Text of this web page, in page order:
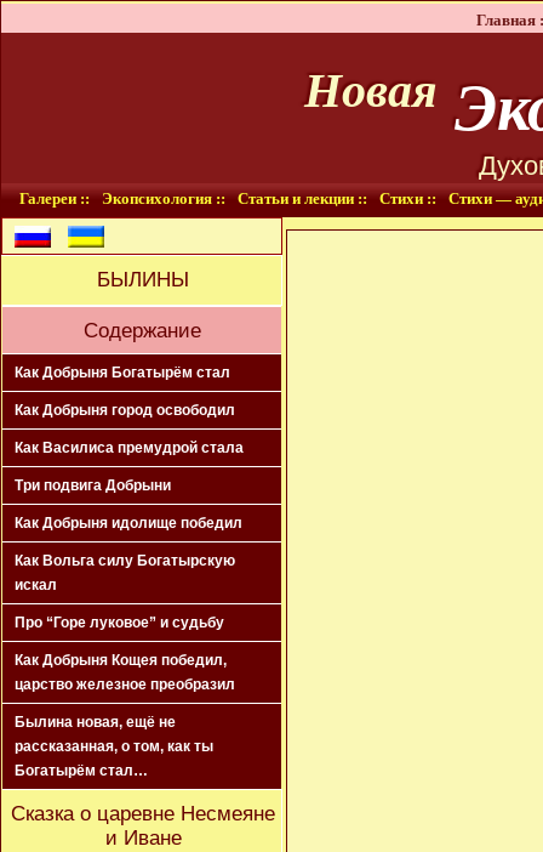
Главная
Новая
Галереи :: Экопсихология :: Статьи и лекции :: Стихи :: Стихи —
БЫЛИНЫ
Содержание
Как Добрыня Богатырём стал
Как Добрыня город освободил
Как Василиса премудрой стала
Три подвига Добрыни
Как Добрыня идолище победил
Как Вольга силу Богатырскую
искал
Про “Горе луковое” и судьбу
Как Добрыня Кощея победил,
царство железное преобразил
Былина новая, ещё не
рассказанная, о том, как ты
Богатырём стал…
Сказка о царевне Несмеяне
и Иване